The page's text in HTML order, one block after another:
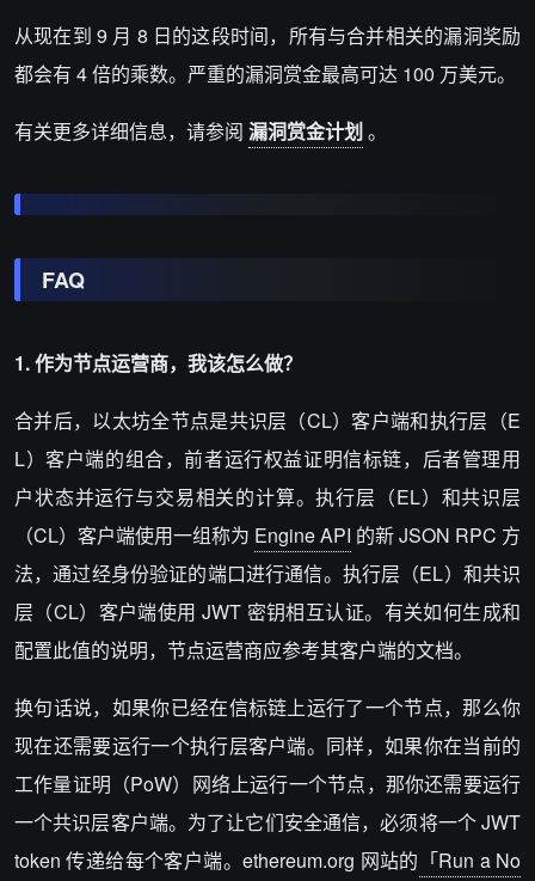
从现在到 9 月 8 日的这段时间，所有与合并相关的漏洞奖励
都会有 4 倍的乘数。严重的漏洞赏金最高可达 100 万美元。
有关更多详细信息，请参阅 漏洞赏金计划。
FAQ
1. 作为节点运营商，我该怎么做？
合并后，以太坊全节点是共识层（CL）客户端和执行层（E
L）客户端的组合，前者运行权益证明信标链，后者管理用
户状态并运行与交易相关的计算。执行层（EL）和共识层
（CL）客户端使用一组称为 Engine API 的新 JSON RPC 方
法，通过经身份验证的端口进行通信。执行层（EL）和共识
层（CL）客户端使用 JWT 密钥相互认证。有关如何生成和
配置此值的说明，节点运营商应参考其客户端的文档。
换句话说，如果你已经在信标链上运行了一个节点，那么你
现在还需要运行一个执行层客户端。同样，如果你在当前的
工作量证明（PoW）网络上运行一个节点，那你还需要运行
一个共识层客户端。为了让它们安全通信，必须将一个 JWT
token 传递给每个客户端。ethereum.org 网站的 「Run a No